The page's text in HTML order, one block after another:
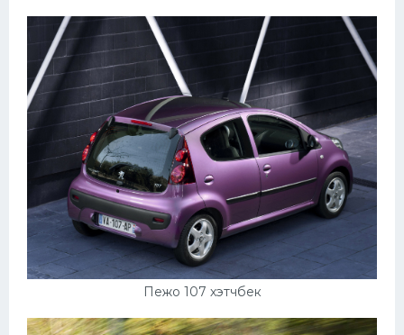
Пежо 107 хэтчбек